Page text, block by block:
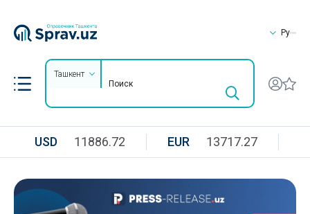
Ру
Ташкент
USD 11886.72 EUR 13717.27